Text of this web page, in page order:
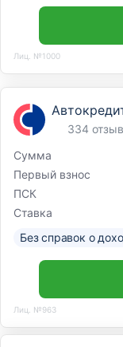
Лиц. №1000
334
Сумма
Первый взнос
ПСК
Ставка
Без справок о
Лиц. №963